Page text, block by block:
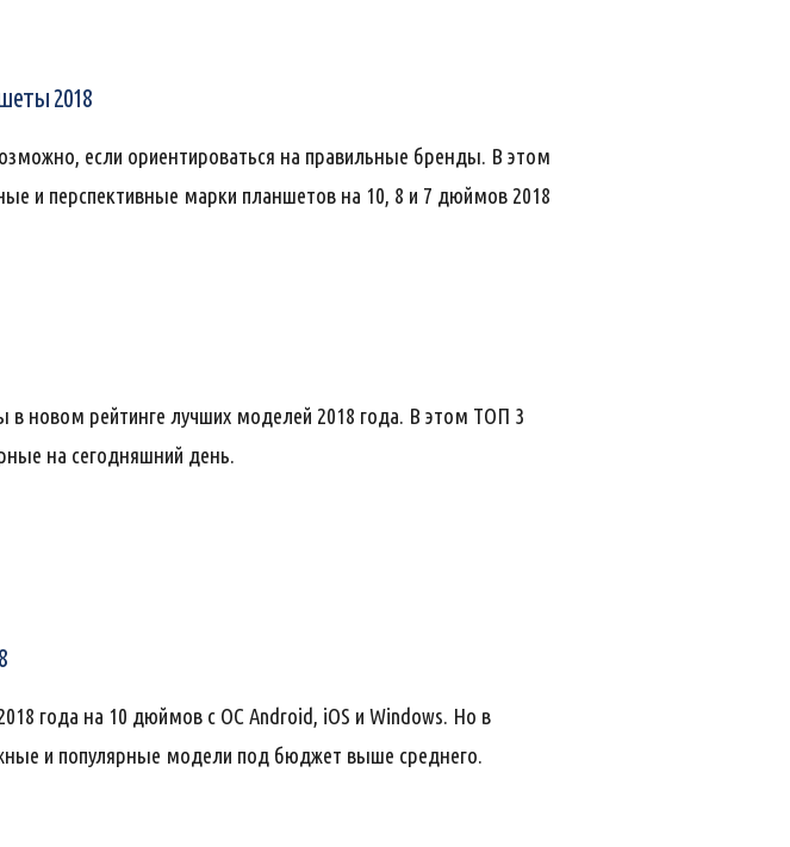
2018
если ориентироваться на правильные бренды. В этом
и перспективные марки планшетов на 10, 8 и 7 дюймов 2018
в новом рейтинге лучших моделей 2018 года. В этом ТОП 3
на сегодняшний день.
года на 10 дюймов с ОС Android, iOS и Windows. Но в
и популярные модели под бюджет выше среднего.